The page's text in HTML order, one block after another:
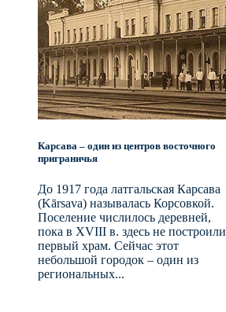
Карсава – один из центров восточного
приграничья
До 1917 года латгальская Карсава
(Kārsava) называлась Корсовкой.
Поселение числилось деревней,
пока в XVIII в. здесь не построили
первый храм. Сейчас этот
небольшой городок – один из
региональных...